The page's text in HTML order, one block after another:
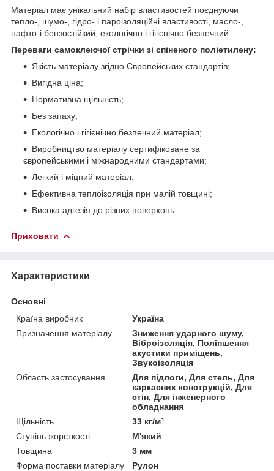
Матеріал має унікальний набір властивостей поєднуючи
тепло-, шумо-, гідро- і пароізоляційні властивості, масло-,
нафто-і бензостійкий, екологічно і гігієнічно безпечний.
Переваги самоклеючої стрічки зі спіненого поліетилену:
Якість матеріалу згідно Європейських стандартів;
Вигідна ціна;
Нормативна щільність;
Без запаху;
Екологічно і гігієнічно безпечний матеріал;
Виробництво матеріалу сертифіковане за
європейськими і міжнародними стандартами;
Легкий і міцний матеріал;
Ефективна теплоізоляція при малій товщині;
Висока адгезія до різних поверхонь.
Приховати
Характеристики
Основні
Країна виробник
Україна
Призначення матеріалу
Зниження ударного шуму,
Віброізоляція, Поліпшення
акустики приміщень,
Звукоізоляція
Область застосування
Для підлоги, Для стель, Для
каркасних конструкцій, Для
стін, Для інженерного
обладнання
Щільність
33 кг/м³
Ступінь жорсткості
М'який
Товщина
3 мм
Форма поставки матеріалу
Рулон